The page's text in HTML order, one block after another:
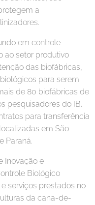
a
em controle
ao setor produtivo
das biofábricas,
para serem
de 80 biofábricas de
pesquisadores do IB.
para transferência
em São
Paraná.
Inovação e
Biológico
serviços prestados no
da cana-de-